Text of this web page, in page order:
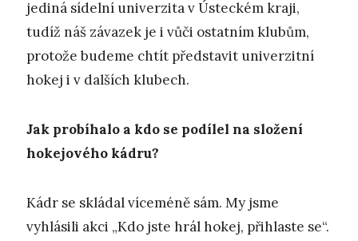
jediná sídelní univerzita v Ústeckém kraji,
tudíž náš závazek je i vůči ostatním klubům,
protože budeme chtít představit univerzitní
hokej i v dalších klubech.
Jak probíhalo a kdo se podílel na složení
hokejového kádru?
Kádr se skládal víceméně sám. My jsme
vyhlásili akci „Kdo jste hrál hokej, přihlaste se“.